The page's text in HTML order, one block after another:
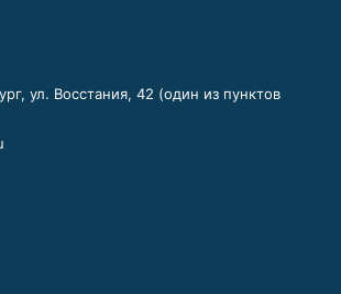
ул. Восстания, 42 (один из пунктов